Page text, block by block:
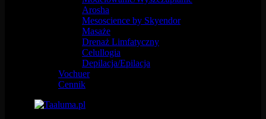
Arosha
Mesoscience by Skyendor
Masaże
Drenaż Limfatyczny
Celullogia
Depilacja/Epilacja
Vochuer
Cennik